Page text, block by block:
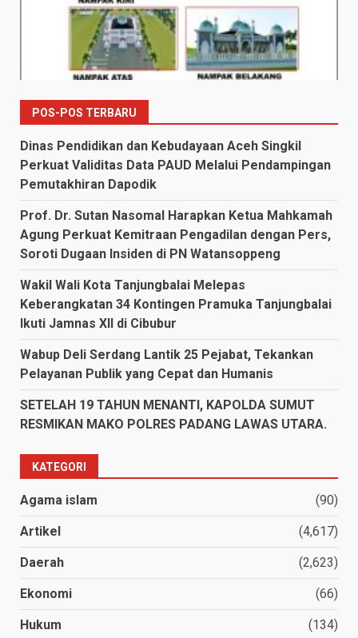
POS-POS TERBARU
Dinas Pendidikan dan Kebudayaan Aceh Singkil
Perkuat Validitas Data PAUD Melalui Pendampingan
Pemutakhiran Dapodik
Prof. Dr. Sutan Nasomal Harapkan Ketua Mahkamah
Agung Perkuat Kemitraan Pengadilan dengan Pers,
Soroti Dugaan Insiden di PN Watansoppeng
Wakil Wali Kota Tanjungbalai Melepas
Keberangkatan 34 Kontingen Pramuka Tanjungbalai
Ikuti Jamnas XII di Cibubur
Wabup Deli Serdang Lantik 25 Pejabat, Tekankan
Pelayanan Publik yang Cepat dan Humanis
SETELAH 19 TAHUN MENANTI, KAPOLDA SUMUT
RESMIKAN MAKO POLRES PADANG LAWAS UTARA.
KATEGORI
Agama islam (90)
Artikel (4,617)
Daerah (2,623)
Ekonomi (66)
Hukum (134)